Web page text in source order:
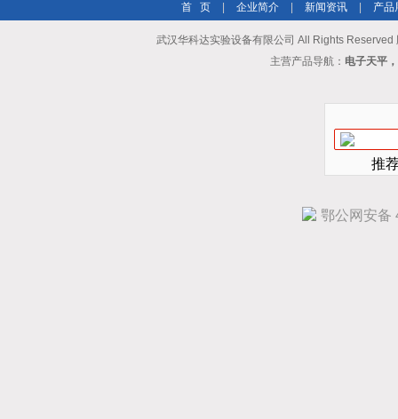
首 页 企业简介 新闻资讯 产品
武汉华科达实验设备有限公司 All Rights Reserved
主营产品导航： 电子天平
推
鄂公网安备